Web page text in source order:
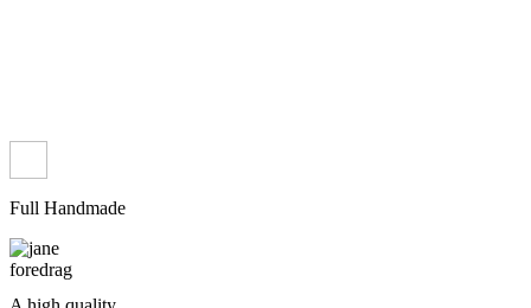
Full Handmade